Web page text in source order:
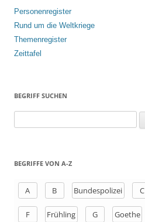
Personenregister
Rund um die Weltkriege
Themenregister
Zeittafel
BEGRIFF SUCHEN
h
BEGRIFFE VON A-Z
A B Bundespolizei C
F Frühling G Goethe